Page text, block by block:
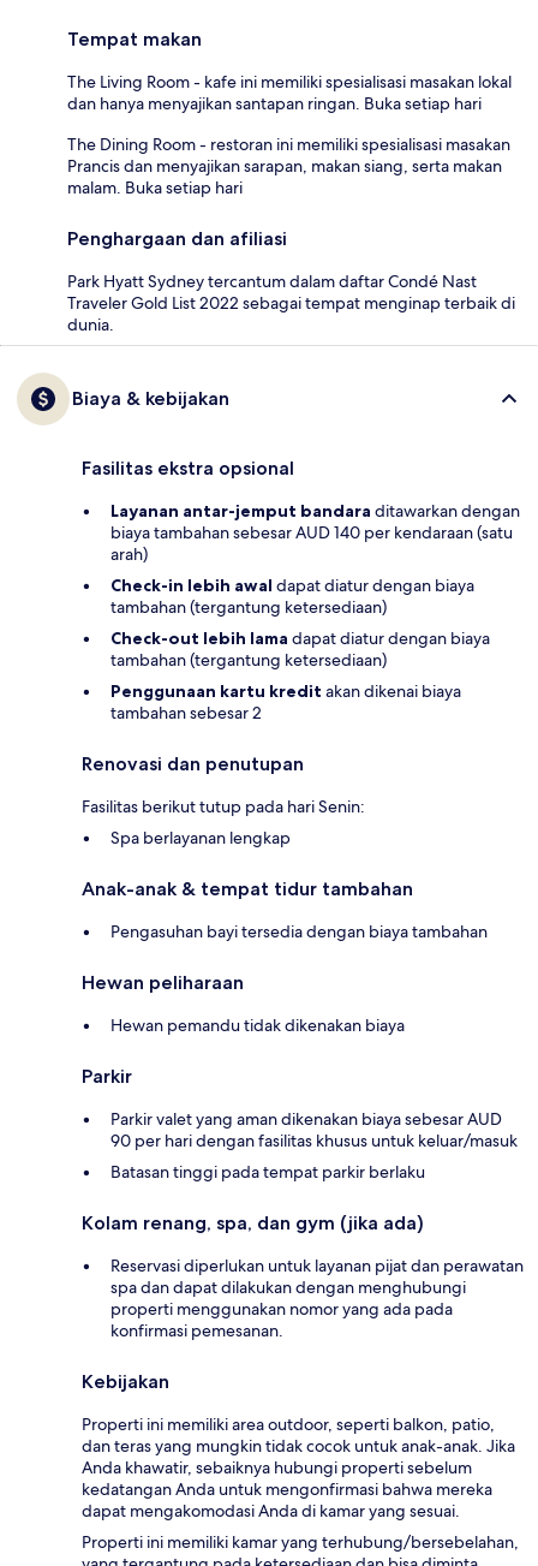
Tempat makan
The Living Room - kafe ini memiliki spesialisasi masakan lokal
dan hanya menyajikan santapan ringan. Buka setiap hari
The Dining Room - restoran ini memiliki spesialisasi masakan
Prancis dan menyajikan sarapan, makan siang, serta makan
malam. Buka setiap hari
Penghargaan dan afiliasi
Park Hyatt Sydney tercantum dalam daftar Condé Nast
Traveler Gold List 2022 sebagai tempat menginap terbaik di
dunia.
Biaya & kebijakan
Fasilitas ekstra opsional
Layanan antar-jemput bandara ditawarkan dengan
biaya tambahan sebesar AUD 140 per kendaraan (satu
arah)
Check-in lebih awal dapat diatur dengan biaya
tambahan (tergantung ketersediaan)
Check-out lebih lama dapat diatur dengan biaya
tambahan (tergantung ketersediaan)
Penggunaan kartu kredit akan dikenai biaya
tambahan sebesar 2
Renovasi dan penutupan
Fasilitas berikut tutup pada hari Senin:
Spa berlayanan lengkap
Anak-anak & tempat tidur tambahan
Pengasuhan bayi tersedia dengan biaya tambahan
Hewan peliharaan
Hewan pemandu tidak dikenakan biaya
Parkir
Parkir valet yang aman dikenakan biaya sebesar AUD
90 per hari dengan fasilitas khusus untuk keluar/masuk
Batasan tinggi pada tempat parkir berlaku
Kolam renang, spa, dan gym (jika ada)
Reservasi diperlukan untuk layanan pijat dan perawatan
spa dan dapat dilakukan dengan menghubungi
properti menggunakan nomor yang ada pada
konfirmasi pemesanan.
Kebijakan
Properti ini memiliki area outdoor, seperti balkon, patio,
dan teras yang mungkin tidak cocok untuk anak-anak. Jika
Anda khawatir, sebaiknya hubungi properti sebelum
kedatangan Anda untuk mengonfirmasi bahwa mereka
dapat mengakomodasi Anda di kamar yang sesuai.
Properti ini memiliki kamar yang terhubung/bersebelahan,